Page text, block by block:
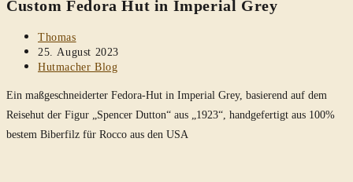
durchsuchen
Custom Fedora Hut in Imperial Grey
Beitrags-
Autor:
Thomas
Beitrag
veröffentlicht:
25. August 2023
Beitrags-
Hutmacher Blog
Ein maßgeschneiderter Fedora-Hut in Imperial Grey, basierend auf dem
Reisehut der Figur „Spencer Dutton“ aus „1923“, handgefertigt aus 100%
bestem Biberfilz für Rocco aus den USA